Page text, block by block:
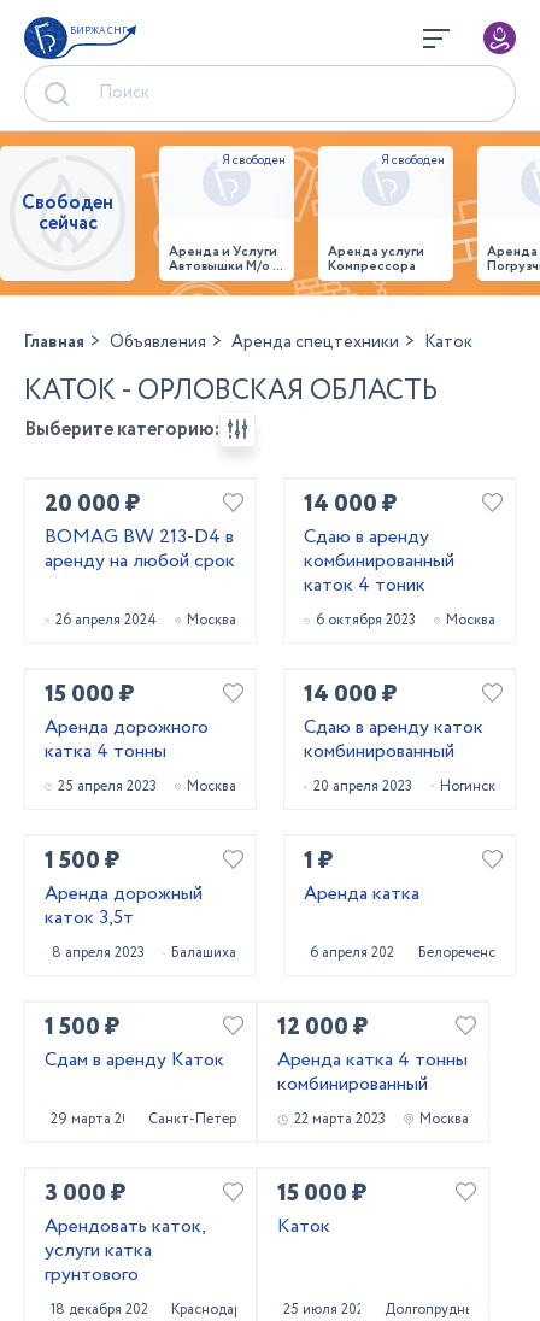
БИРЖА СНГ
Свободен
сейчас
Аренда и Услуги
Автовышки М/о г.
Домодедово
26,28,32 место
Аренда услуги
Компрессора
Главная Объявления Аренда спецтехники Каток
КАТОК - ОРЛОВСКАЯ ОБЛАСТЬ
Выберите категорию:
20 000 ₽
BOMAG BW 213-D4 в
аренду на любой срок
26 апреля 2024 Москва
14 000 ₽
Сдаю в аренду
комбинированный
каток 4 тоник
6 октября 2023 Москва
15 000 ₽
Аренда дорожного
катка 4 тонны
25 апреля 2023 Москва
14 000 ₽
Сдаю в аренду каток
комбинированный
20 апреля 2023 Ногинск
1 500 ₽
Аренда дорожный
каток 3,5т
8 апреля 2023 Балашиха
1 ₽
Аренда катка
6 апреля 2023 Белореченск
1 500 ₽
Сдам в аренду Каток
29 марта 2023 Санкт-Петербург
12 000 ₽
Аренда катка 4 тонны
комбинированный
22 марта 2023 Москва
3 000 ₽
Арендовать каток,
услуги катка
грунтового
18 декабря 2022 Краснодар
15 000 ₽
Каток
25 июля 2022 Долгопрудный